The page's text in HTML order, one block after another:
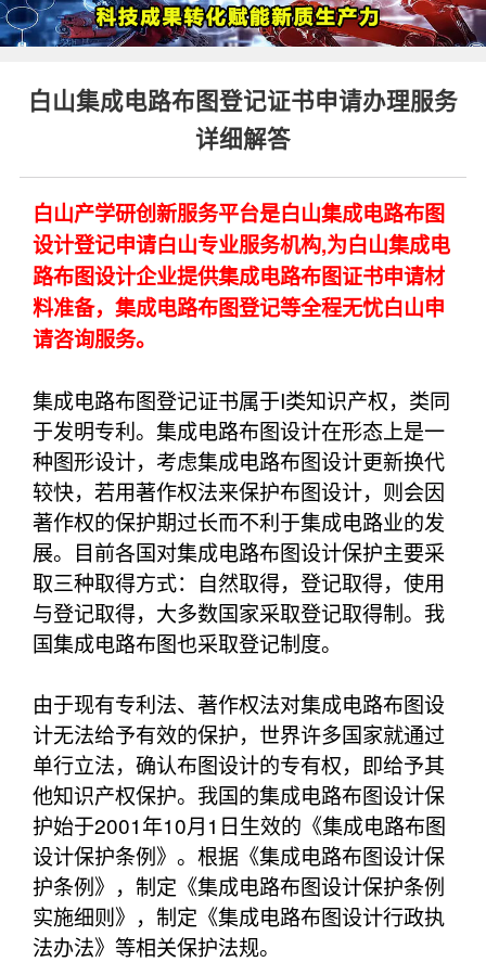
白山集成电路布图登记证书申请办理服务
详细解答
白山产学研创新服务平台是白山集成电路布图
设计登记申请白山专业服务机构,为白山集成电
路布图设计企业提供集成电路布图证书申请材
料准备，集成电路布图登记等全程无忧白山申
请咨询服务。
集成电路布图登记证书属于I类知识产权，类同
于发明专利。集成电路布图设计在形态上是一
种图形设计，考虑集成电路布图设计更新换代
较快，若用著作权法来保护布图设计，则会因
著作权的保护期过长而不利于集成电路业的发
展。目前各国对集成电路布图设计保护主要采
取三种取得方式：自然取得，登记取得，使用
与登记取得，大多数国家采取登记取得制。我
国集成电路布图也采取登记制度。
由于现有专利法、著作权法对集成电路布图设
计无法给予有效的保护，世界许多国家就通过
单行立法，确认布图设计的专有权，即给予其
他知识产权保护。我国的集成电路布图设计保
护始于2001年10月1日生效的《集成电路布图
设计保护条例》。根据《集成电路布图设计保
护条例》，制定《集成电路布图设计保护条例
实施细则》，制定《集成电路布图设计行政执
法办法》等相关保护法规。